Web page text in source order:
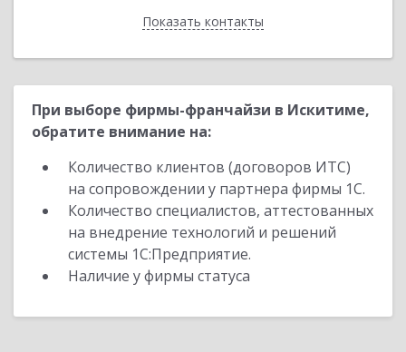
Показать контакты
Назад
При выборе фирмы-франчайзи в Искитиме,
обратите внимание на:
Количество клиентов (договоров ИТС)
на сопровождении у партнера фирмы 1С.
Количество специалистов, аттестованных
на внедрение технологий и решений
системы 1С:Предприятие.
Наличие у фирмы статуса